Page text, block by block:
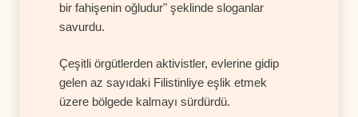
bir fahişenin oğludur" şeklinde sloganlar
savurdu.
Çeşitli örgütlerden aktivistler, evlerine gidip
gelen az sayıdaki Filistinliye eşlik etmek
üzere bölgede kalmayı sürdürdü.